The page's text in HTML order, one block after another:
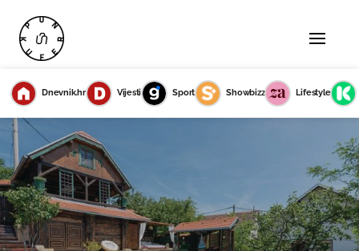
Dnevnik.hr Vijesti Sport Showbizz Lifestyle